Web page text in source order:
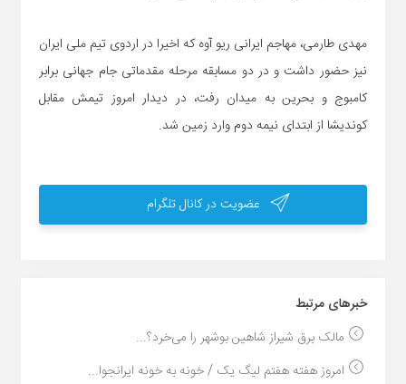
مهدی طارمی، مهاجم ایرانی ریو آوه که اخیرا در اردوی تیم ملی ایران
نیز حضور داشت و در دو مسابقه مرحله مقدماتی جام جهانی برابر
کامبوج و بحرین به میدان رفت، در دیدار امروز تیمش مقابل
کوندیشا از ابتدای نیمه دوم وارد زمین شد.
عضویت در کانال تلگرام
خبر‌های مرتبط
مالک برق شیراز شاهین بوشهر را می‌خرد؟...
امروز هفته هفتم لیگ یک / خونه به خونه ایرانجوا...